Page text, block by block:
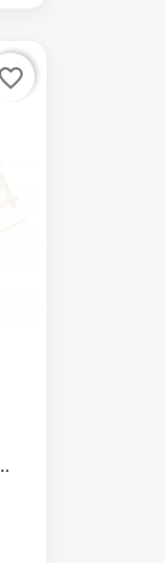
favorite_border